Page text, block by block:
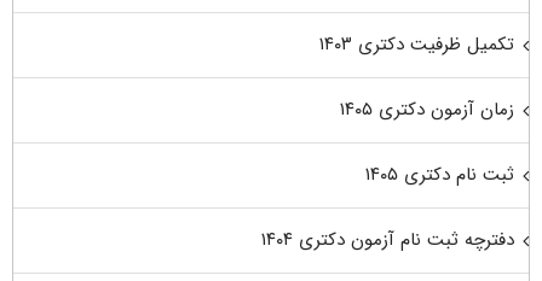
تکمیل ظرفیت دکتری ۱۴۰۳
زمان آزمون دکتری ۱۴۰۵
ثبت نام دکتری ۱۴۰۵
دفترچه ثبت نام آزمون دکتری ۱۴۰۴